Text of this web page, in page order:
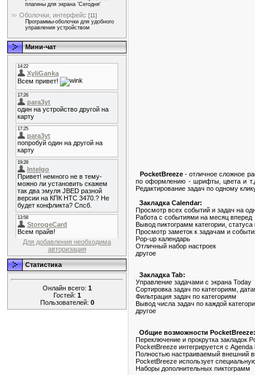
плагины для экрана 'Сегодня'
Оболочки, интерфейс [11]
Программы-оболочки для удобного
управления устройством
Мини-чат
Для добавления необходима
авторизация
Статистика
Онлайн всего: 1
Гостей: 1
Пользователей: 0
PocketBreeze- отличное сложное
по оформлению - шрифты, цвета и
Редактирование задач по одному
Закладка Calendar:
Просмотр всех событий и задач на
Работа с событиями на месяц вперед
Вывод пиктограмм категории, статуса
Просмотр заметок к задачам и
Pop-up календарь
Отличный набор настроек
другое
Закладка Tab:
Управление задачами с экрана Today
Сортировка задач по категориям,
Фильтрация задач по категориям
Вывод числа задач по каждой
другое
Общие возможности PocketBreeze:
Переключение и прокрутка закладок
PocketBreeze интегрируется с
Полностью настраиваемый внешний
PocketBreeze использует
Наборы дополнительных пиктограмм